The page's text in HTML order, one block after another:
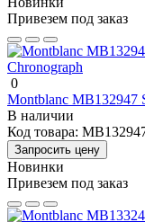
Привезем под заказ
0
Montblanc MB132947
В наличии
Код товара:
Запросить цену
Новинки
Привезем под заказ